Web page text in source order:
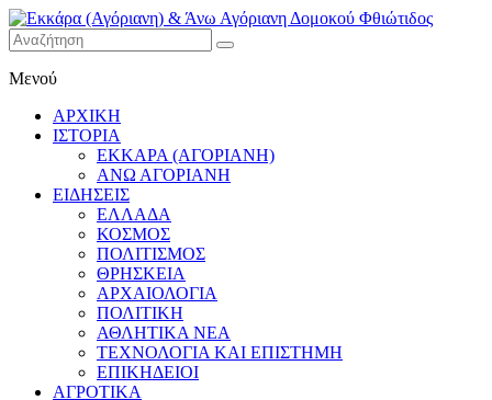
Εκκάρα
(Αγόριανη)
& Άνω
Αγόριανη
Δομοκού
Φθιώτιδος
Μενού
ΑΡΧΙΚΗ
ΙΣΤΟΡΙΑ
ΕΚΚΑΡΑ (ΑΓΟΡΙΑΝΗ)
ΑΝΩ ΑΓΟΡΙΑΝΗ
ΕΙΔΗΣΕΙΣ
ΕΛΛΑΔΑ
ΚΟΣΜΟΣ
ΠΟΛΙΤΙΣΜΟΣ
ΘΡΗΣΚΕΙΑ
ΑΡΧΑΙΟΛΟΓΙΑ
ΠΟΛΙΤΙΚΗ
ΑΘΛΗΤΙΚΑ ΝΕΑ
ΤΕΧΝΟΛΟΓΙΑ ΚΑΙ ΕΠΙΣΤΗΜΗ
ΕΠΙΚΗΔΕΙΟΙ
ΑΓΡΟΤΙΚΑ